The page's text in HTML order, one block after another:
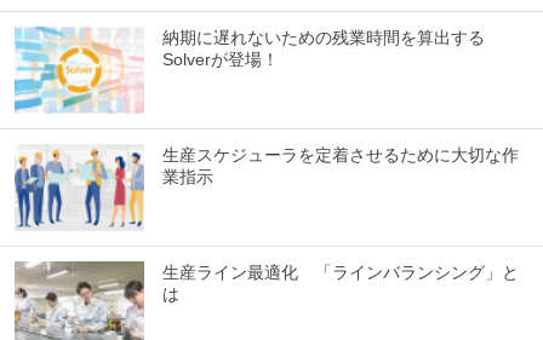
納期に遅れないための残業時間を算出する
Solverが登場！
生産スケジューラを定着させるために大切な作
業指示
生産ライン最適化 「ラインバランシング」と
は